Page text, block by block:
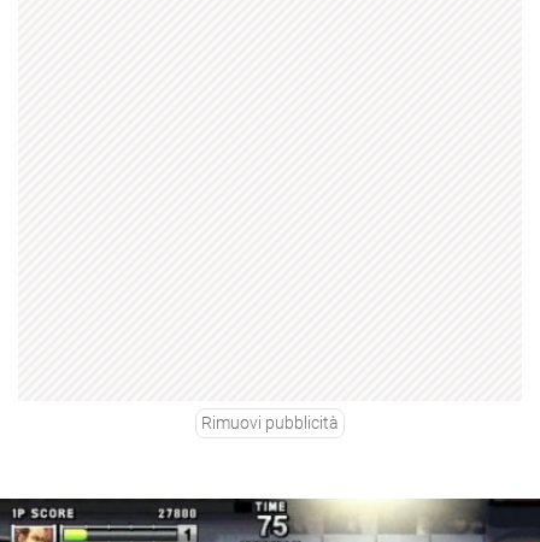
Rimuovi pubblicità